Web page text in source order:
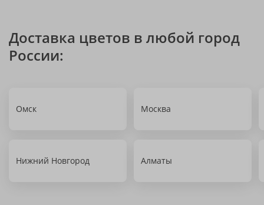
Доставка цветов в любой город
России:
Омск Москва
Нижний Новгород Алматы